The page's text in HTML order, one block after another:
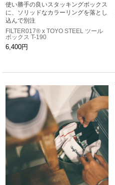
使い勝手の良いスタッキングボックス
に、ソリッドなカラーリングを落とし
込んで別注
FILTER017® x TOYO STEEL ツール
ボックス T-190
6,400円